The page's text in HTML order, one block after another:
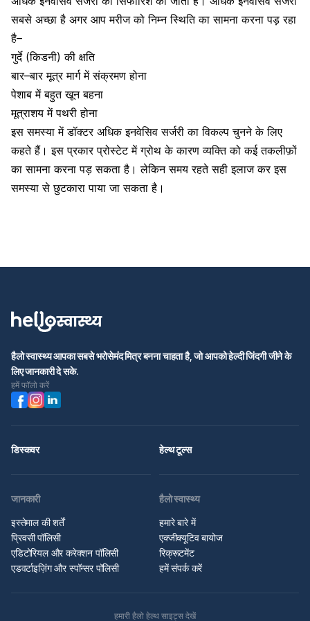
सबसे अच्छा है अगर आप मरीज को निम्न स्थिति का सामना करना पड़ रहा
है–
गुर्दे (किडनी) की क्षति
बार–बार मूत्र मार्ग में संक्रमण होना
पेशाब में बहुत खून बहना
मूत्राशय में पथरी होना
इस समस्या में डॉक्टर अधिक इनवेसिव सर्जरी का विकल्प चुनने के लिए
कहते हैं। इस प्रकार प्रोस्टेट में ग्रोथ के कारण व्यक्ति को कई तकलीफ़ों
का सामना करना पड़ सकता है। लेकिन समय रहते सही इलाज कर इस
समस्या से छुटकारा पाया जा सकता है।
हैलो स्वास्थ्य आपका सबसे भरोसेमंद मित्र बनना चाहता है, जो आपको हेल्दी जिंदगी जीने के
लिए जानकारी दे सके.
हमें फॉलो करें
डिस्कवर हेल्थ टूल्स
जानकारी
इस्तेमाल की शर्तें
प्रिवसी पॉलिसी
एडिटोरियल और करेक्शन पॉलिसी
एडवर्टाइज़िंग और स्पॉन्सर पॉलिसी
हैलो स्वास्थ्य
हमारे बारे में
एक्जीक्यूटिव बायोज
रिक्रूटमेंट
हमें संपर्क करें
हमारी हैलो हेल्थ साइट्स देखें